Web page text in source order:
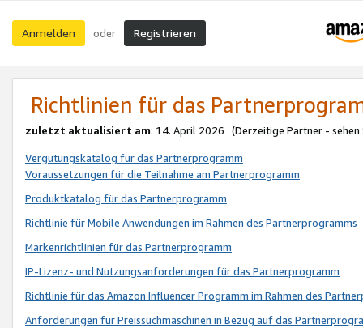
Anmelden oder Registrieren
Richtlinien für das
zuletzt aktualisiert am: 14. April 2026 (Derzeitige Partner - sehen
Vergütungskatalog für das Partnerprogramm
Voraussetzungen für die Teilnahme am Partnerprogramm
Produktkatalog für das Partnerprogramm
Richtlinie für Mobile Anwendungen im Rahmen des Partnerprogramms
Markenrichtlinien für das Partnerprogramm
IP-Lizenz- und Nutzungsanforderungen für das Partnerprogramm
Richtlinie für das Amazon Influencer Programm im Rahmen des
Anforderungen für Preissuchmaschinen in Bezug auf das